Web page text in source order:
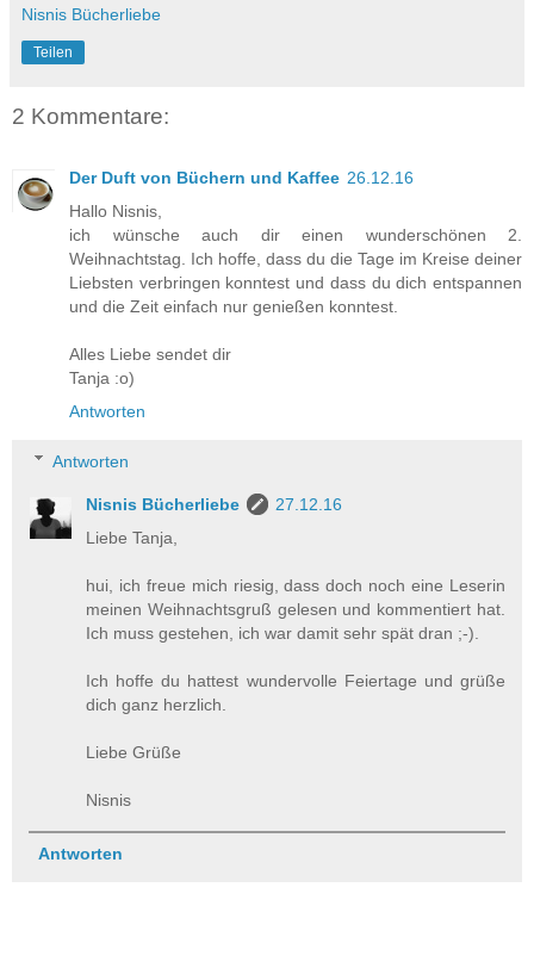
Nisnis Bücherliebe
Teilen
2 Kommentare:
Der Duft von Büchern und Kaffee 26.12.16
Hallo Nisnis,
ich wünsche auch dir einen wunderschönen 2.
Weihnachtstag. Ich hoffe, dass du die Tage im Kreise deiner
Liebsten verbringen konntest und dass du dich entspannen
und die Zeit einfach nur genießen konntest.
Alles Liebe sendet dir
Tanja :o)
Antworten
Antworten
Nisnis Bücherliebe
27.12.16
Liebe Tanja,
hui, ich freue mich riesig, dass doch noch eine Leserin
meinen Weihnachtsgruß gelesen und kommentiert hat.
Ich muss gestehen, ich war damit sehr spät dran ;-).
Ich hoffe du hattest wundervolle Feiertage und grüße
dich ganz herzlich.
Liebe Grüße
Nisnis
Antworten